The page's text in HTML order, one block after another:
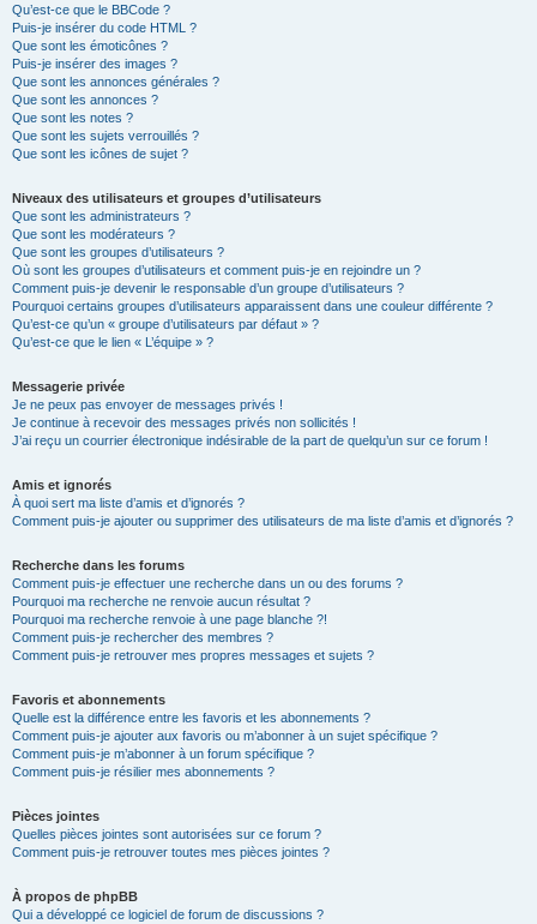
Qu’est-ce que le BBCode ?
Puis-je insérer du code HTML ?
Que sont les émoticônes ?
Puis-je insérer des images ?
Que sont les annonces générales ?
Que sont les annonces ?
Que sont les notes ?
Que sont les sujets verrouillés ?
Que sont les icônes de sujet ?
Niveaux des utilisateurs et groupes d’utilisateurs
Que sont les administrateurs ?
Que sont les modérateurs ?
Que sont les groupes d’utilisateurs ?
Où sont les groupes d’utilisateurs et comment puis-je en rejoindre un ?
Comment puis-je devenir le responsable d’un groupe d’utilisateurs ?
Pourquoi certains groupes d’utilisateurs apparaissent dans une couleur différente ?
Qu’est-ce qu’un « groupe d’utilisateurs par défaut » ?
Qu’est-ce que le lien « L’équipe » ?
Messagerie privée
Je ne peux pas envoyer de messages privés !
Je continue à recevoir des messages privés non sollicités !
J’ai reçu un courrier électronique indésirable de la part de quelqu’un sur ce forum !
Amis et ignorés
À quoi sert ma liste d’amis et d’ignorés ?
Comment puis-je ajouter ou supprimer des utilisateurs de ma liste d’amis et d’ignorés ?
Recherche dans les forums
Comment puis-je effectuer une recherche dans un ou des forums ?
Pourquoi ma recherche ne renvoie aucun résultat ?
Pourquoi ma recherche renvoie à une page blanche ?!
Comment puis-je rechercher des membres ?
Comment puis-je retrouver mes propres messages et sujets ?
Favoris et abonnements
Quelle est la différence entre les favoris et les abonnements ?
Comment puis-je ajouter aux favoris ou m’abonner à un sujet spécifique ?
Comment puis-je m’abonner à un forum spécifique ?
Comment puis-je résilier mes abonnements ?
Pièces jointes
Quelles pièces jointes sont autorisées sur ce forum ?
Comment puis-je retrouver toutes mes pièces jointes ?
À propos de phpBB
Qui a développé ce logiciel de forum de discussions ?